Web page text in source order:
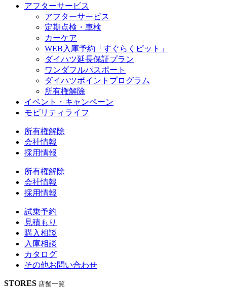
アフターサービス
アフターサービス
定期点検・車検
カーケア
WEB入庫予約「すぐらくピット」
ダイハツ延長保証プラン
ワンダフルパスポート
ダイハツポイントプログラム
所有権解除
イベント・キャンペーン
モビリティライフ
所有権解除
会社情報
採用情報
所有権解除
会社情報
採用情報
試乗予約
見積もり
購入相談
入庫相談
カタログ
その他お問い合わせ
STORES 店舗一覧